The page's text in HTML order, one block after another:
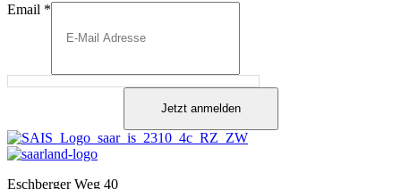
Email *
Jetzt anmelden
Eschberger Weg 40